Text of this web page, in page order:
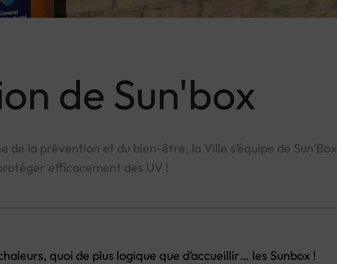
de Sun'box
de la prévention et du bien-être, la Ville s’équipe de
efficacement des UV !
quoi de plus logique que d’accueillir… les Sunbox !